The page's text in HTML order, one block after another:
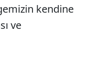
kendine
ve